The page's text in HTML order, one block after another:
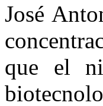
José
que el